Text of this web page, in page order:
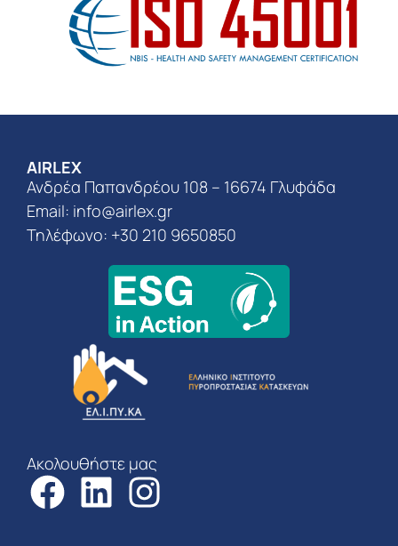
AIRLEX
Ανδρέα Παπανδρέου 108 – 16674 Γλυφάδα
Email: info@airlex.gr
Τηλέφωνο: +30 210 9650850
Ακολουθήστε μας